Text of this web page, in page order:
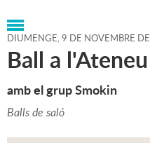
DIUMENGE,9 DE NOVEMBRE DE
Ball a l'Ateneu
amb el grup Smokin
Balls de saló